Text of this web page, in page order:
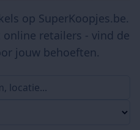
op SuperKoopjes.be.
retailers - vind de
jouw behoeften.